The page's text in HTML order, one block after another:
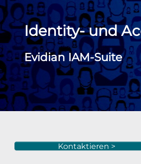
Identity- und
Evidian IAM-Suite
Kontaktieren >